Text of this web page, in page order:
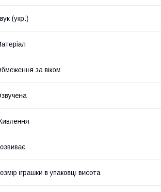
(укр.)
за віком
іграшки в упаковці висота